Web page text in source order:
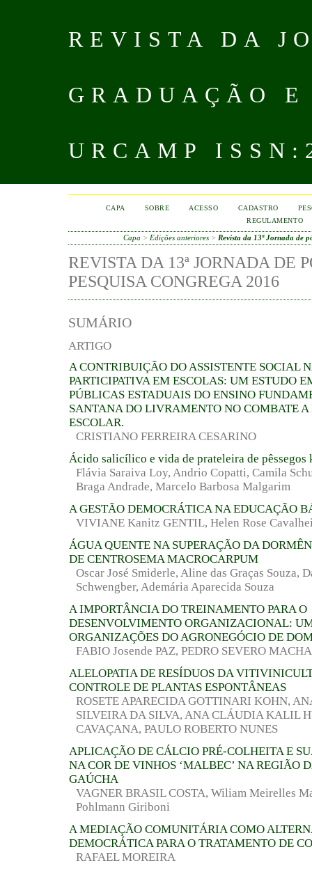
REVISTA DA
GRADUAÇÃO
URCAMP
CAPA SOBRE ACESSO CADASTRO
REGULAMENTO
Capa > Edições anteriores > Revista da 13ª Jornada de
REVISTA DA 13ª JORNADA DE
PESQUISA CONGREGA 2016
SUMÁRIO
ARTIGO
A CONTRIBUIÇÃO DO ASSISTENTE SOCIAL
PARTICIPATIVA EM ESCOLAS: UM ESTUDO
PÚBLICAS ESTADUAIS DO ENSINO
SANTANA DO LIVRAMENTO NO COMBATE A
ESCOLAR.
CRISTIANO FERREIRA CESARINO
Ácido salicílico e vida de prateleira de pêssegos
Flávia Saraiva Loy, Andrio Copatti, Camila
Braga Andrade, Marcelo Barbosa Malgarim
A GESTÃO DEMOCRÁTICA NA EDUCAÇÃO
VIVIANE Kanitz GENTIL, Helen Rose
ÁGUA QUENTE NA SUPERAÇÃO DA
DE CENTROSEMA MACROCARPUM
Oscar José Smiderle, Aline das Graças Souza,
Schwengber, Ademária Aparecida Souza
A IMPORTÂNCIA DO TREINAMENTO PARA O
DESENVOLVIMENTO ORGANIZACIONAL:
ORGANIZAÇÕES DO AGRONEGÓCIO DE
FABIO Josende PAZ, PEDRO SEVERO
ALELOPATIA DE RESÍDUOS DA
CONTROLE DE PLANTAS ESPONTÂNEAS
ROSETE APARECIDA GOTTINARI KOHN,
SILVEIRA DA SILVA, ANA CLÁUDIA KALIL
CAVAÇANA, PAULO ROBERTO NUNES
APLICAÇÃO DE CÁLCIO PRÉ-COLHEITA E
NA COR DE VINHOS ‘MALBEC’ NA REGIÃO
GAÚCHA
VAGNER BRASIL COSTA, Wiliam Meirelles
Pohlmann Giriboni
A MEDIAÇÃO COMUNITÁRIA COMO
DEMOCRÁTICA PARA O TRATAMENTO DE
RAFAEL MOREIRA